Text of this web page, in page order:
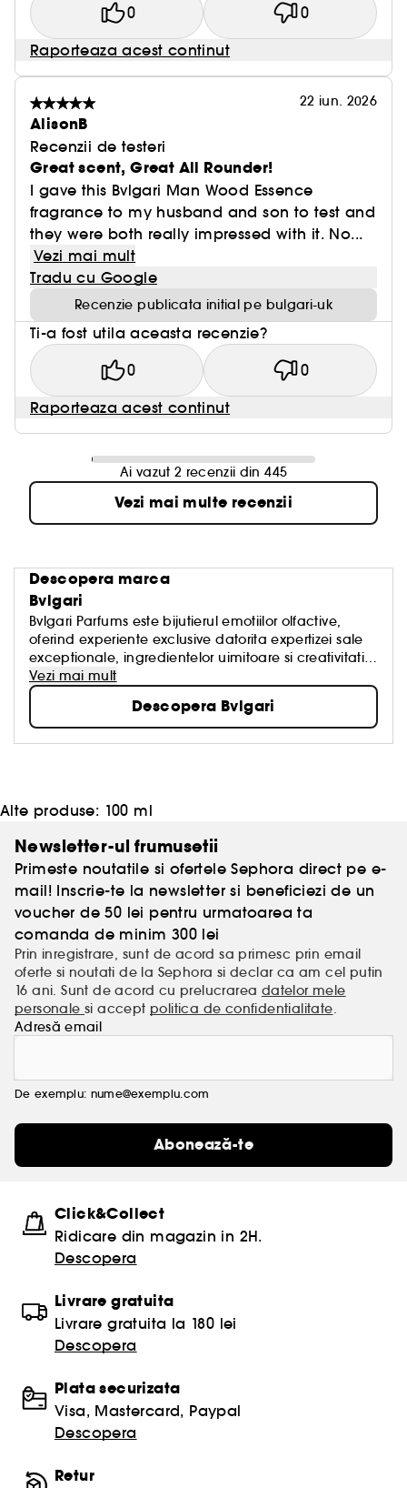
0 0
Raporteaza acest continut
22 iun. 2026
AlisonB
Recenzii de testeri
Great scent, Great All Rounder!
I gave this Bvlgari Man Wood Essence
fragrance to my husband and son to test and
they were both really impressed with it. No...
Vezi mai mult
Tradu cu Google
Recenzie publicata initial pe bulgari-uk
Ti-a fost utila aceasta recenzie?
0 0
Raporteaza acest continut
Ai vazut 2 recenzii din 445
Vezi mai multe recenzii
Descopera marca
Bvlgari
Bvlgari Parfums este bijutierul emotiilor olfactive,
oferind experiente exclusive datorita expertizei sale
exceptionale, ingredientelor uimitoare si creativitatii
indraznete. Bvlgari impartaseste bucuria de a crea
bijuterii ale naturii cu cei mai talentati maestri
parfumieri din lume.
Vezi mai mult
Descopera Bvlgari
Alte produse: 100 ml
Newsletter-ul frumusetii
Primeste noutatile si ofertele Sephora direct pe e-
mail! Inscrie-te la newsletter si beneficiezi de un
voucher de 50 lei pentru urmatoarea ta
comanda de minim 300 lei
Prin inregistrare, sunt de acord sa primesc prin email
oferte si noutati de la Sephora si declar ca am cel putin
16 ani. Sunt de acord cu prelucrarea datelor mele
personalesi accept politica de confidentialitate.
Adresă email
De exemplu: nume@exemplu.com
Abonează-te
Click&Collect
Ridicare din magazin in 2H.
Descopera
Livrare gratuita
Livrare gratuita la 180 lei
Descopera
Plata securizata
Visa, Mastercard, Paypal
Descopera
Retur